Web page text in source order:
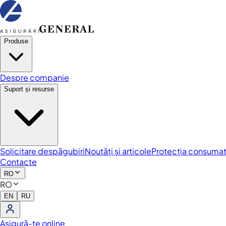
Produse
Despre companie
Suport și resurse
Solicitare despăgubiriNoutăți și articoleProtecția
Contacte
RO
RO
EN RU
Asigură-te online